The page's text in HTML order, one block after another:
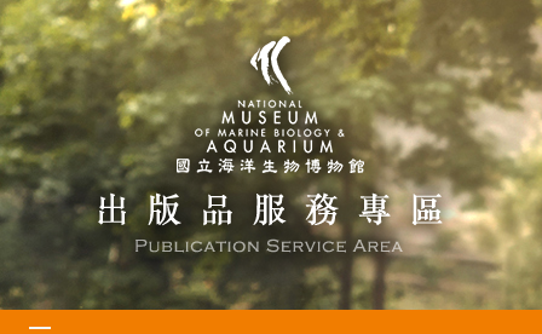
跳到主要內容區塊